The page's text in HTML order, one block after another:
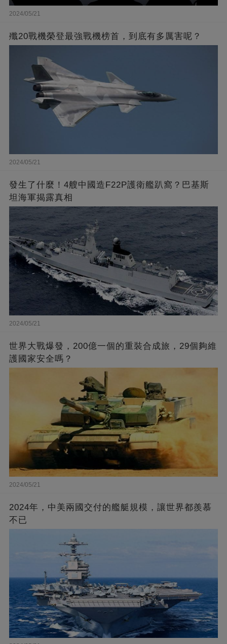
2024/05/21
殲20戰機榮登最強戰機榜首，到底有多厲害呢？
2024/05/21
發生了什麼！4艘中國造F22P護衛艦趴窩？巴基斯
坦海軍揭露真相
2024/05/21
世界大戰爆發，200億一個的重裝合成旅，29個夠維
護國家安全嗎？
2024/05/21
2024年，中美兩國交付的艦艇規模，讓世界都羨慕
不已